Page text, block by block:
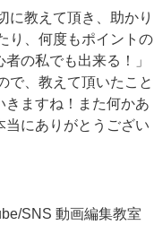
に教えて頂き、助かり
り、何度もポイントの
の私でも出来る！」
で、教えて頂いたこと
きますね！また何かあ
当にありがとうござい
SNS 動画編集教室